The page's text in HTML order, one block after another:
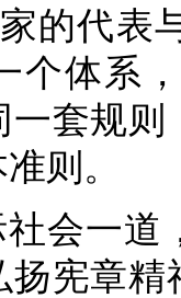
的代表
个体系
一套规
则。
会一道
扬宪章